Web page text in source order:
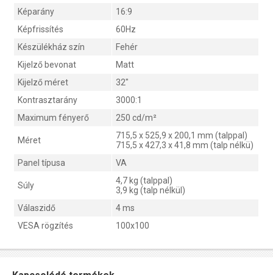
Képarány
16:9
Képfrissítés
60Hz
Készülékház szín
Fehér
Kijelző bevonat
Matt
Kijelző méret
32"
Kontrasztarány
3000:1
Maximum fényerő
250 cd/m²
Méret
715,5 x 525,9 x 200,1 mm (talppal)
715,5 x 427,3 x 41,8 mm (talp nélkü)
Panel típusa
VA
Súly
4,7 kg (talppal)
3,9 kg (talp nélkül)
Válaszidő
4 ms
VESA rögzítés
100x100